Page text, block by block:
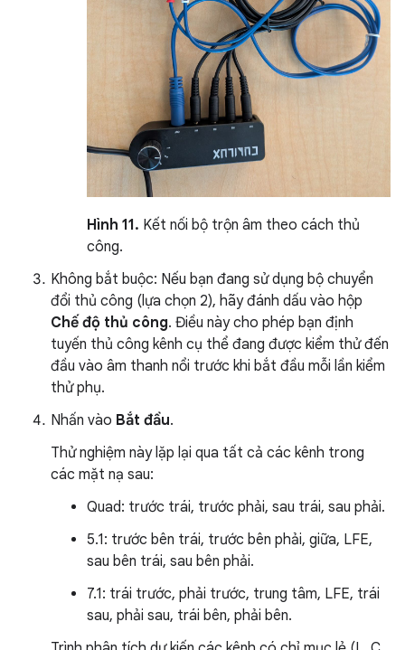
Hình 11. Kết nối bộ trộn âm theo cách thủ
công.
Không bắt buộc: Nếu bạn đang sử dụng bộ chuyển
đổi thủ công (lựa chọn 2), hãy đánh dấu vào hộp
Chế độ thủ công. Điều này cho phép bạn định
tuyến thủ công kênh cụ thể đang được kiểm thử đến
đầu vào âm thanh nổi trước khi bắt đầu mỗi lần kiểm
thử phụ.
Nhấn vào Bắt đầu.
Thử nghiệm này lặp lại qua tất cả các kênh trong
các mặt nạ sau:
Quad: trước trái, trước phải, sau trái, sau phải.
5.1: trước bên trái, trước bên phải, giữa, LFE,
sau bên trái, sau bên phải.
7.1: trái trước, phải trước, trung tâm, LFE, trái
sau, phải sau, trái bên, phải bên.